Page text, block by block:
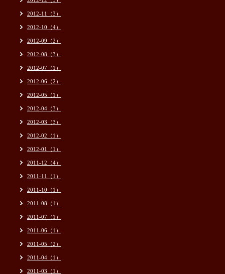
2012-11（3）
2012-10（4）
2012-09（2）
2012-08（3）
2012-07（1）
2012-06（2）
2012-05（1）
2012-04（3）
2012-03（3）
2012-02（1）
2012-01（1）
2011-12（4）
2011-11（1）
2011-10（1）
2011-08（1）
2011-07（1）
2011-06（1）
2011-05（2）
2011-04（1）
2011-03（1）